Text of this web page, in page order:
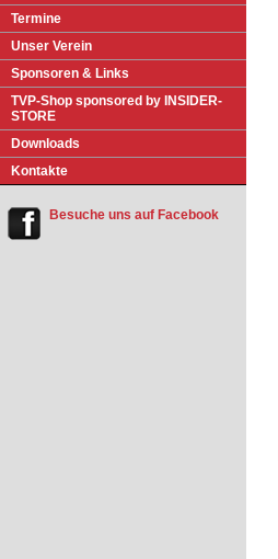
Termine
Unser Verein
Sponsoren & Links
TVP-Shop sponsored by INSIDER-
STORE
Downloads
Kontakte
Besuche uns auf Facebook